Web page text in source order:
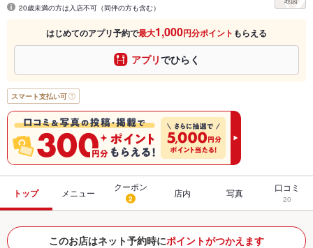
20歳未満の方は入店不可（同伴の方も含む）
はじめてのアプリ予約で最大1,000円分ポイント もらえる
アプリでひらく
スマート支払い可
トップ メニュー
クーポン
2 店内 写真 口コミ
20
このお店はネット予約時にポイントがつかえます